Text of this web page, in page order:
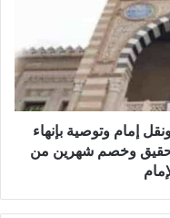
ونقل إمام وتوصية بإنهاء
وخصم شهرين من